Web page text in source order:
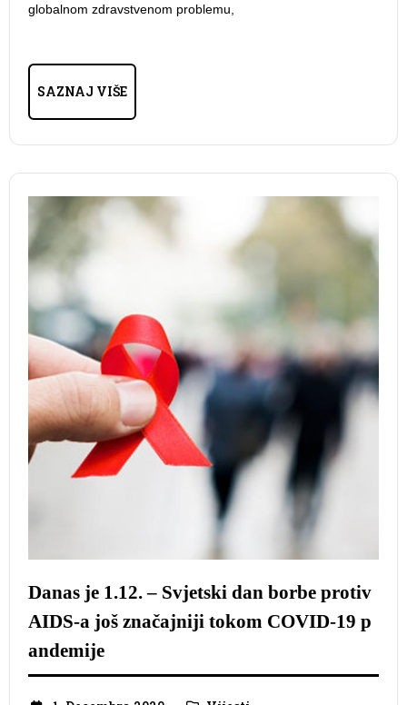
globalnom zdravstvenom problemu,
SAZNAJ VIŠE
Danas je 1.12. – Svjetski dan borbe protiv
AIDS-a još značajniji tokom COVID-19 p
andemije